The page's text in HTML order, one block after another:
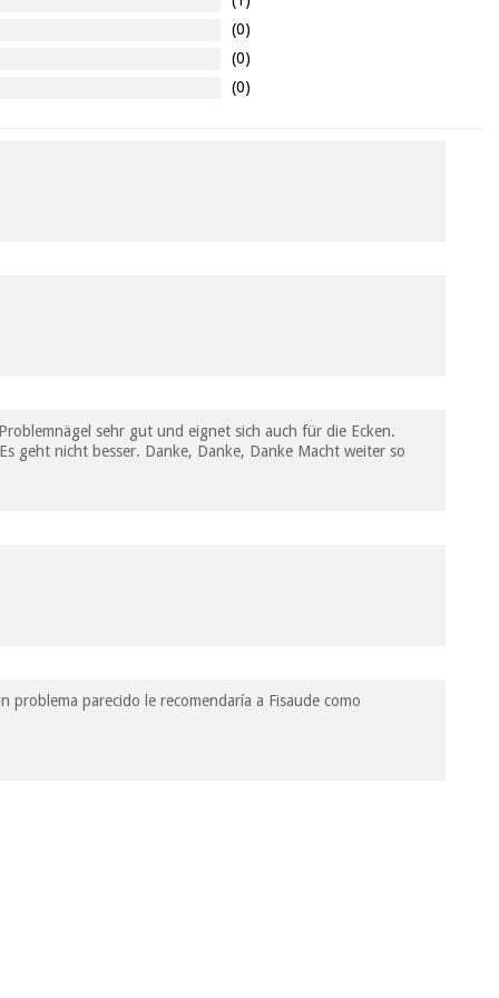
(0)
(0)
(0)
sehr gut und eignet sich auch für die Ecken.
geht nicht besser. Danke, Danke, Danke Macht weiter so
problema parecido le recomendaría a Fisaude como